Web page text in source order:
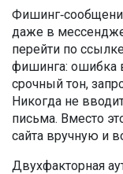
даже в
перейти по
фишинга: ошибка
срочный тон,
Никогда не
письма. Вместо
сайта вручную и
Двухфакторная